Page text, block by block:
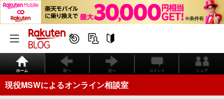
ホーム 前へ 次へ コメント シェア
現役MSWによるオンライン相談室